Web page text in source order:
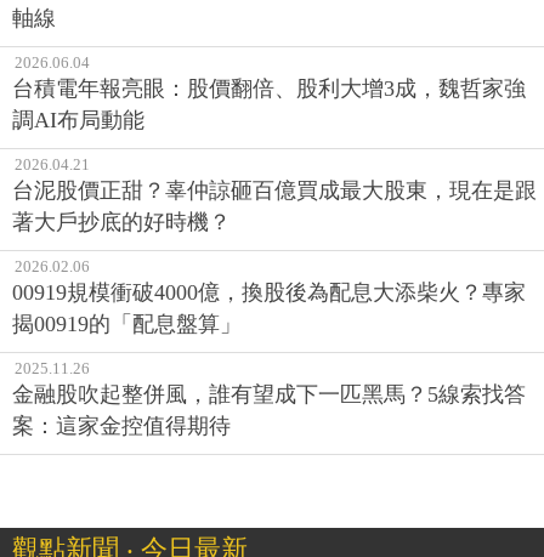
軸線
2026.06.04
台積電年報亮眼：股價翻倍、股利大增3成，魏哲家強
調AI布局動能
2026.04.21
台泥股價正甜？辜仲諒砸百億買成最大股東，現在是跟
著大戶抄底的好時機？
2026.02.06
00919規模衝破4000億，換股後為配息大添柴火？專家
揭00919的「配息盤算」
2025.11.26
金融股吹起整併風，誰有望成下一匹黑馬？5線索找答
案：這家金控值得期待
觀點新聞 ‧ 今日最新